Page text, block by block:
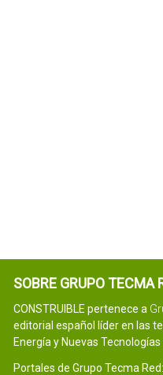
SOBRE GRUPO TECMA
CONSTRUIBLE pertenece a
editorial español líder en las
Energía y Nuevas
Portales de Grupo Tecma Red: